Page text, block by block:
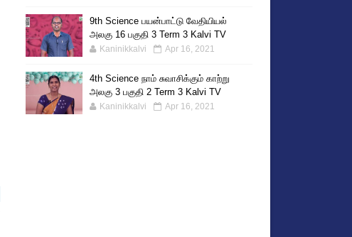
9th Science பயன்பாட்டு வேதியியல்
அலகு 16 பகுதி 3 Term 3 Kalvi TV
Kaninikkalvi Apr 16, 2021
4th Science நாம் சுவாசிக்கும் காற்று
அலகு 3 பகுதி 2 Term 3 Kalvi TV
Kaninikkalvi Apr 16, 2021